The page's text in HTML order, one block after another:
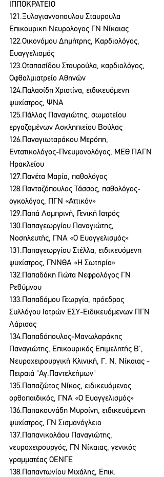
ΙΠΠΟΚΡΑΤΕΙΟ
121.Ξυλογιαννοπουλου Σταυρουλα
Επικουρικη Νευρολογος ΓΝ Νίκαιας
122.Οικονόμου Δημήτρης, Καρδιολόγος,
Ευαγγελισμός
123.Οταπασίδου Σταυρούλα, καρδιολόγος,
Οφθαλμιατρείο Αθηνών
124.Παλασίδη Χριστίνα, ειδικευόμενη
ψυχίατρος, ΨΝΑ
125.Πάλλας Παναγιώτης, σωματείου
εργαζομένων Ασκληπιείου Βούλας
126.Παναγιωταράκου Μερόπη,
Εντατικολόγος-Πνευμονολόγος, ΜΕΘ ΠΑΓΝ
Ηρακλείου
127.Πανέτα Μαρία, παθολόγος
128.Πανταζόπουλος Τάσσος, παθολόγος-
ογκολόγος, ΠΓΝ «Αττικόν»
129.Παπά Λαμπρινή, Γενική Ιατρός
130.Παπαγεωργίου Παναγιώτης,
Νοσηλευτής, ΓΝΑ «Ο Ευαγγελισμός»
131.Παπαγεωργίου Στέλλα, ειδικευόμενη
ψυχίατρος, ΓΝΝΘΑ «Η Σωτηρία»
132.Παπαδάκη Γιώτα Νεφρολόγος ΓΝ
Ρεθύμνου
133.Παπαδάμου Γεωργία, πρόεδρος
Συλλόγου Ιατρών ΕΣΥ-Ειδικευόμενων ΠΓΝ
Λάρισας
134.Παπαδόπουλος-Μανωλαράκης
Παναγιώτης, Επικουρικός Επιμελητής Β',
Νευροχειρουργική Κλινική, Γ. Ν. Νίκαιας -
Πειραιά "Αγ.Παντελεήμων"
135.Παπαζώτος Νίκος, ειδικευόμενος
ορθοπαιδικός, ΓΝΑ «Ο Ευαγγελισμός»
136.Παπακουνάδη Μυρσίνη, ειδικευόμενη
ψυχίατρος, ΓΝ Σισμανόγλειο
137.Παπανικολάου Παναγιώτης,
νευροχειρουργός, ΓΝ Νίκαιας, γενικός
γραμματέας ΟΕΝΓΕ
138.Παπαντωνίου Μιχάλης, Επικ.